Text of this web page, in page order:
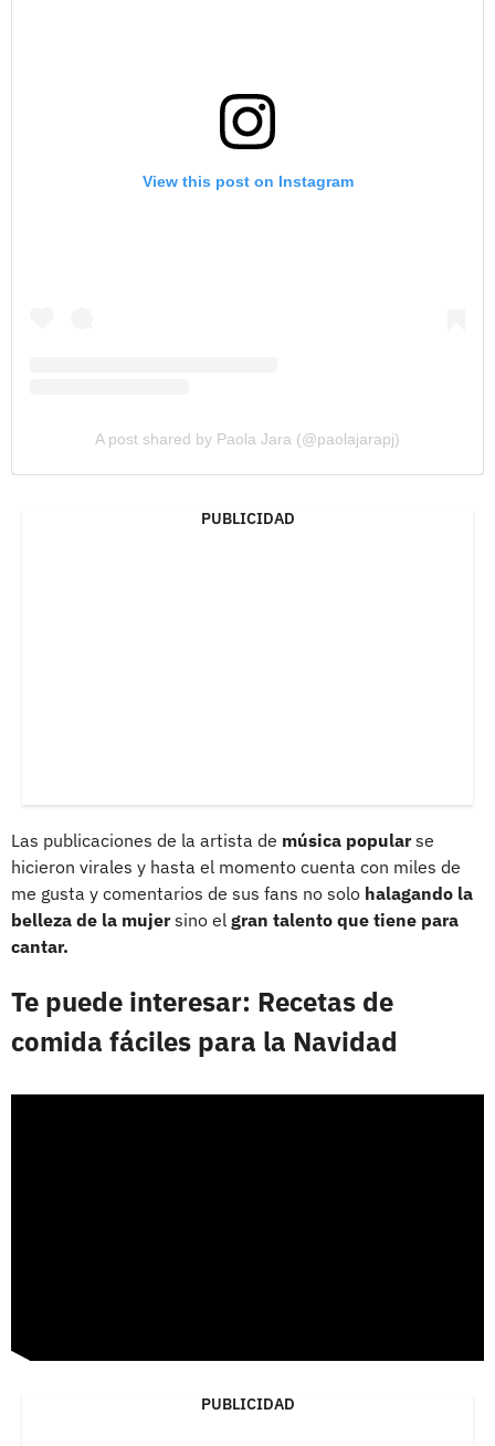
View this post on Instagram
A post shared by Paola Jara (@paolajarapj)
PUBLICIDAD
Las publicaciones de la artista de música popularse
hicieron virales y hasta el momento cuenta con miles de
me gusta y comentarios de sus fans no solo halagando la
belleza de la mujersino el gran talento que tiene para
cantar.
Te puede interesar: Recetas de
comida fáciles para la Navidad
PUBLICIDAD